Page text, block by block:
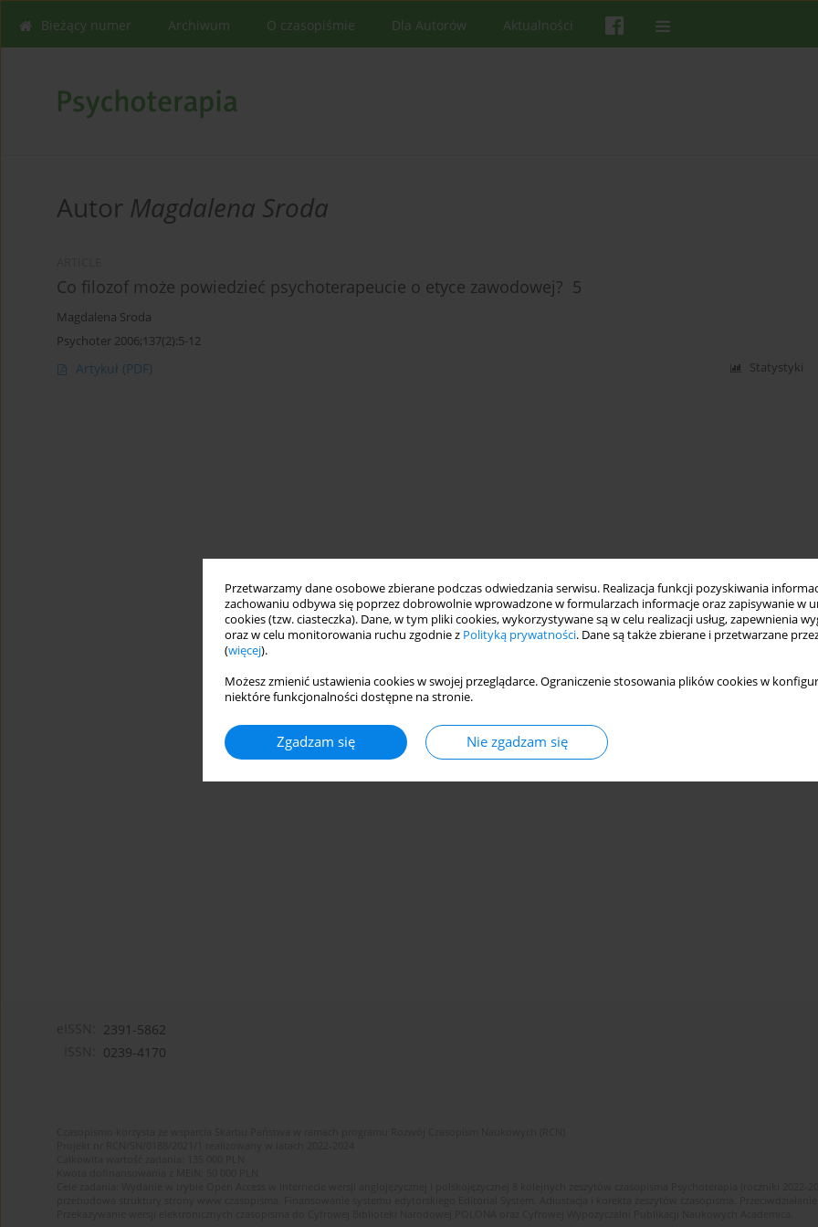
Przetwarzamy dane osobowe zbierane podczas odwiedzania serwisu. Realizacja funkcji pozyskiwania
zachowaniu odbywa się poprzez dobrowolnie wprowadzone w formularzach informacje oraz zapisywanie w
cookies (tzw. ciasteczka). Dane, w tym pliki cookies, wykorzystywane są w celu realizacji usług, zapewnienia
oraz w celu monitorowania ruchu zgodnie z Polityką prywatności. Dane są także zbierane i przetwarzane
(więcej).
Możesz zmienić ustawienia cookies w swojej przeglądarce. Ograniczenie stosowania plików cookies w
niektóre funkcjonalności dostępne na stronie.
Zgadzam się Nie zgadzam się
Bieżący numer Archiwum O czasopiśmie Dla Autorów Aktualności
Autor Magdalena Sroda
Co filozof może powiedzieć psychoterapeucie o etyce zawodowej? 5
Magdalena Sroda
Psychoter 2006;137(2):5-12
Artykuł (PDF) Statystyki
2391-5862
0239-4170